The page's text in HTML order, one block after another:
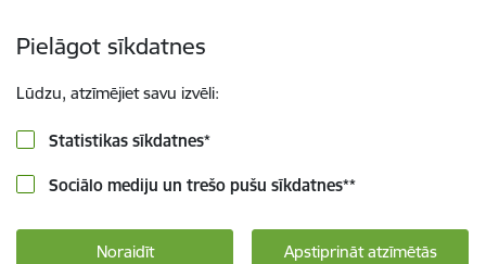
Pielāgot sīkdatnes
Lūdzu, atzīmējiet savu izvēli:
Statistikas sīkdatnes*
Sociālo mediju un trešo pušu sīkdatnes**
Noraidīt Apstiprināt atzīmētās